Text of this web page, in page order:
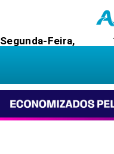
Segunda-Feira,